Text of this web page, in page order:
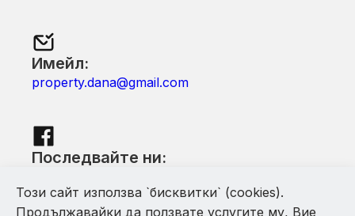
Имейл:
property.dana@gmail.com
Последвайте ни:
Този сайт използва `бисквитки` (cookies).
Продължавайки да ползвате услугите му, Вие